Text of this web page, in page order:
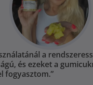
a
és ezeket a
fogyasztom.”